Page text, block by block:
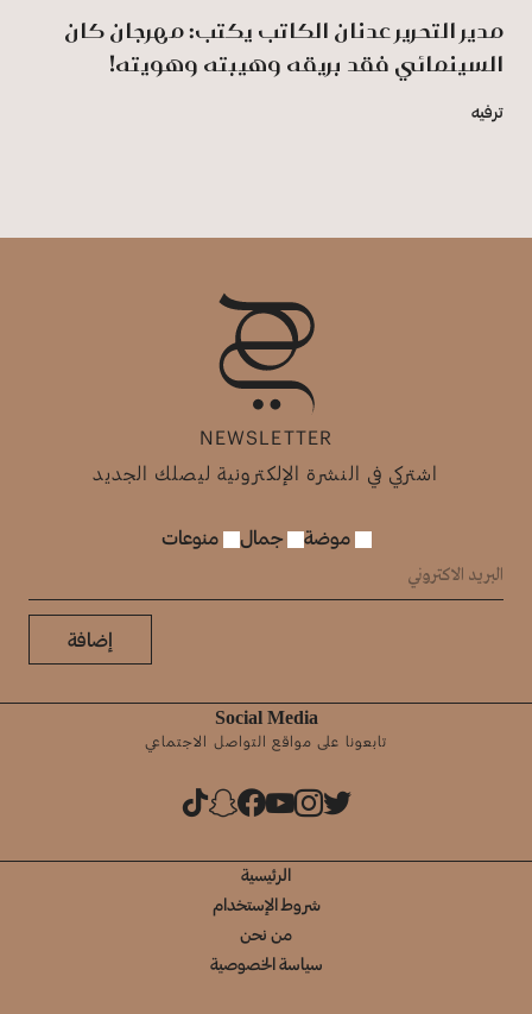
مدير التحرير عدنان الكاتب يكتب: مهرجان كان
السينمائي فقد بريقه وهيبته وهويته!
ترفيه
NEWSLETTER
اشتركي في النشرة الإلكترونية ليصلك الجديد
موضة جمال منوعات
إضافة
Social Media
تابعونا على مواقع التواصل الاجتماعي
الرئيسية
شروط الإستخدام
من نحن
سياسة الخصوصية